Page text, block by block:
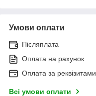
Умови оплати
Післяплата
Оплата на рахунок
Оплата за реквізитами
Всі умови оплати